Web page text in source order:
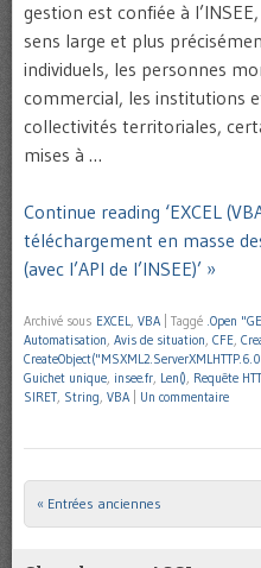
gestion est confiée à
sens large et plus
individuels, les personnes
commercial, les institutions
collectivités territoriales,
mises à …
Continue reading ‘EXCEL
téléchargement en masse
(avec l’API de l’INSEE)’ »
Archivé sous EXCEL, VBA Taggé .Open
Automatisation, Avis de situation, CFE,
Guichet unique, insee.fr, Len(), Requête
SIRET, String, VBA Un commentaire
Post navigation
« Entrées anciennes